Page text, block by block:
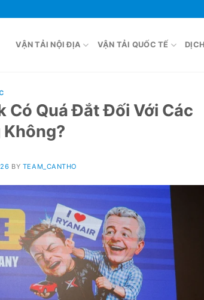
VẬN TẢI NỘI ĐỊA VẬN TẢI QUỐC TẾ
Có Quá Đắt Đối Với Các
Không?
BY TEAM_CANTHO